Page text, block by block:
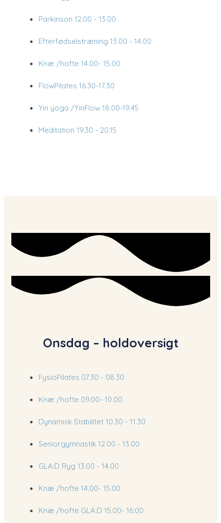
Parkinson 12.00 - 13.00
Efterfødselstræning 13.00 - 14.00
Knæ /hofte 14.00- 15.00
FlowPilates 16.30-17.30
Yin yoga /YinFlow 18.00-19.45
Meditation​ 19.30 - 20.15
Onsdag – holdoversigt
FysioPilates​ 07.30 - 08.30​
Knæ /hofte 09.00- 10.00
Dynamisk Stabilitet 10.30 - 11.30​
Seniorgymnastik 12.00 - 13.00
​GLA:D Ryg 13.00 - 14.00
Knæ /hofte 14.00- 15.00
Knæ /hofte GLA:D 15.00- 16.00